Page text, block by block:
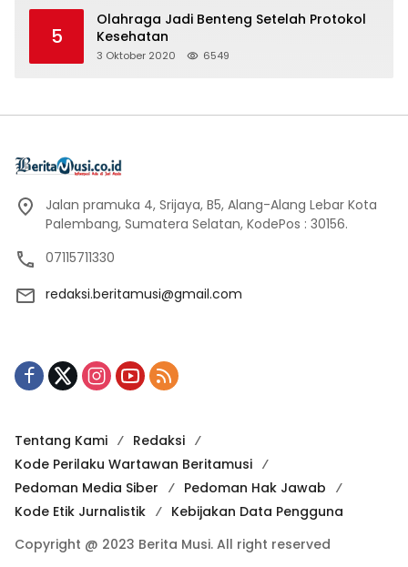
5
Olahraga Jadi Benteng Setelah Protokol
Kesehatan
3 Oktober 2020 6549
Jalan pramuka 4, Srijaya, B5, Alang-Alang Lebar Kota
Palembang, Sumatera Selatan, KodePos : 30156.
07115711330
redaksi.beritamusi@gmail.com
Tentang Kami
Redaksi
Kode Perilaku Wartawan Beritamusi
Pedoman Media Siber
Pedoman Hak Jawab
Kode Etik Jurnalistik
Kebijakan Data Pengguna
Copyright @ 2023 Berita Musi. All right reserved